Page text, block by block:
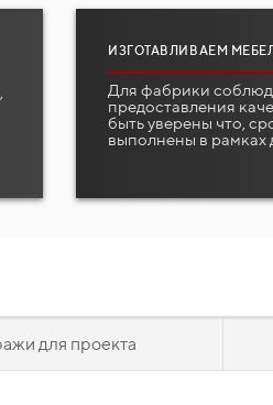
ИЗГОТАВЛИВАЕМ
Для фабрики
предоставления
быть уверены что,
выполнены в рамках
для проекта